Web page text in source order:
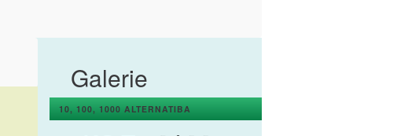
Galerie
10, 100, 1000 ALTERNATIBA